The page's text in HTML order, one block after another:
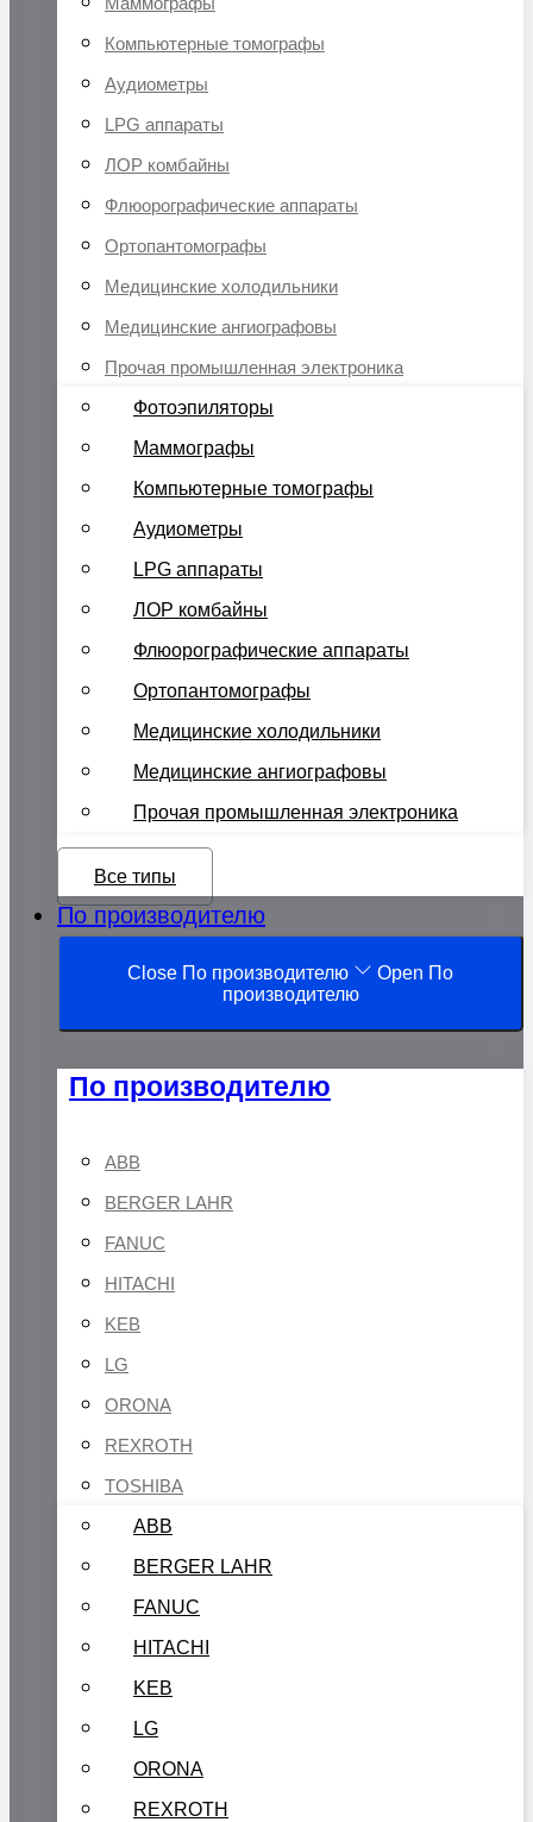
Компьютерные томографы
Аудиометры
LPG аппараты
ЛОР комбайны
Флюорографические аппараты
Ортопантомографы
Медицинские холодильники
Медицинские ангиографовы
Прочая промышленная электроника
Фотоэпиляторы
Маммографы
Компьютерные томографы
Аудиометры
LPG аппараты
ЛОР комбайны
Флюорографические аппараты
Ортопантомографы
Медицинские холодильники
Медицинские ангиографовы
Прочая промышленная электроника
Все типы
По производителю
Close По производителю
Open По
производителю
По производителю
ABB
BERGER LAHR
FANUC
HITACHI
KEB
LG
ORONA
REXROTH
TOSHIBA
ABB
BERGER LAHR
FANUC
HITACHI
KEB
LG
ORONA
REXROTH